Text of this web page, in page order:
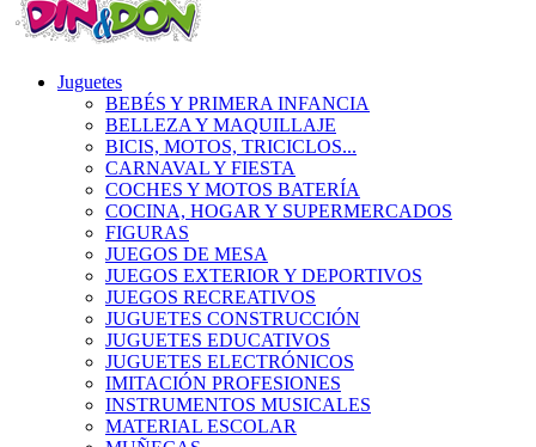
Juguetes
BEBÉS Y PRIMERA INFANCIA
BELLEZA Y MAQUILLAJE
BICIS, MOTOS, TRICICLOS...
CARNAVAL Y FIESTA
COCHES Y MOTOS BATERÍA
COCINA, HOGAR Y SUPERMERCADOS
FIGURAS
JUEGOS DE MESA
JUEGOS EXTERIOR Y DEPORTIVOS
JUEGOS RECREATIVOS
JUGUETES CONSTRUCCIÓN
JUGUETES EDUCATIVOS
JUGUETES ELECTRÓNICOS
IMITACIÓN PROFESIONES
INSTRUMENTOS MUSICALES
MATERIAL ESCOLAR